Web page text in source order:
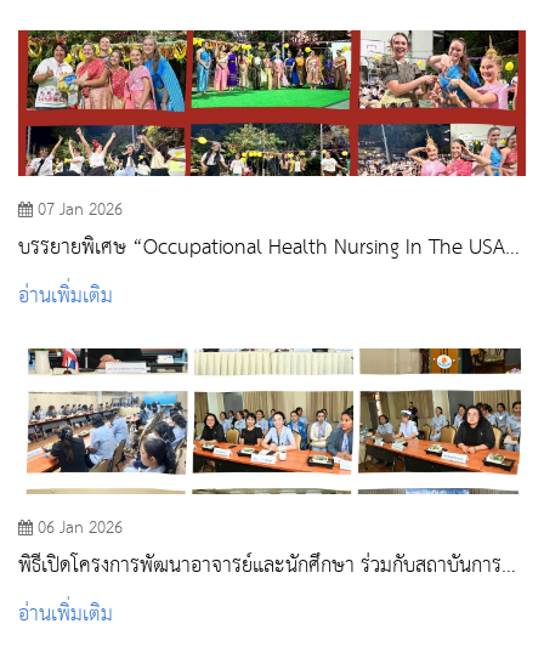
07 Jan 2026
บรรยายพิเศษ “Occupational Health Nursing In The USA”
Welcome Party & Happy New Year 2026
อ่านเพิ่มเติม
06 Jan 2026
พิธีเปิดโครงการพัฒนาอาจารย์และนักศึกษา ร่วมกับสถาบันการ
ศึกษาต่างประเทศ
อ่านเพิ่มเติม